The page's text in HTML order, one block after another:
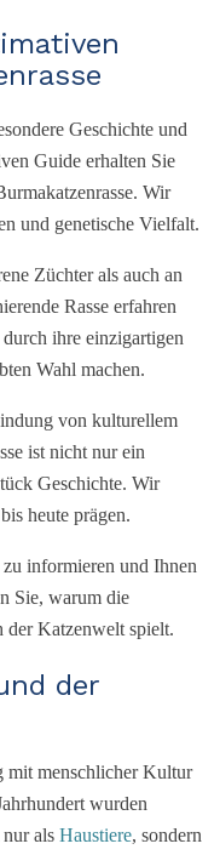
Geschichte und
Guide erhalten Sie
Wir
und genetische Vielfalt.
Züchter als auch an
Rasse erfahren
ihre einzigartigen
Wahl machen.
von kulturellem
ist nicht nur ein
Geschichte. Wir
heute prägen.
zu informieren und Ihnen
Sie, warum die
der Katzenwelt spielt.
der
mit menschlicher Kultur
wurden
als Haustiere, sondern